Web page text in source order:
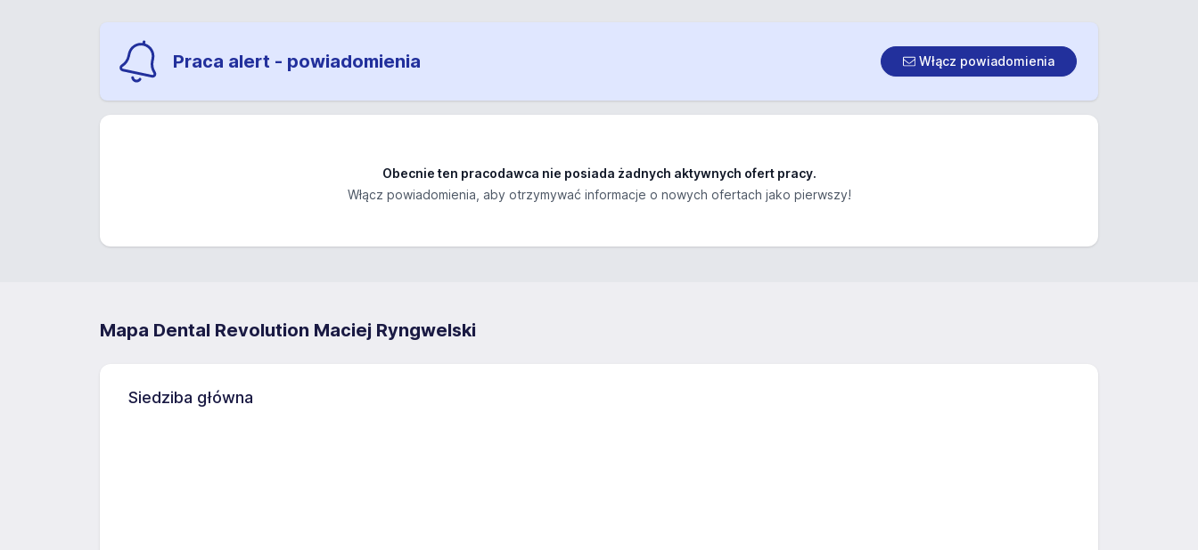
Praca alert - powiadomienia Włącz powiadomienia
Obecnie ten pracodawca nie posiada żadnych aktywnych ofert pracy.
Włącz powiadomienia, aby otrzymywać informacje o nowych ofertach jako pierwszy!
Mapa Dental Revolution Maciej Ryngwelski
Siedziba główna